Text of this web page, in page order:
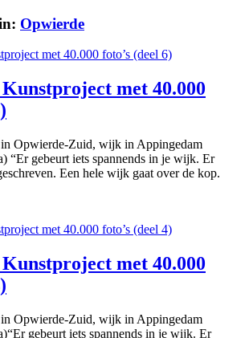
Opwierde
met 40.000
Opwierde-Zuid, wijk in Appingedam
“Er gebeurt iets spannends in je wijk. Er
Een hele wijk gaat over de kop.
met 40.000
Opwierde-Zuid, wijk in Appingedam
gebeurt iets spannends in je wijk. Er